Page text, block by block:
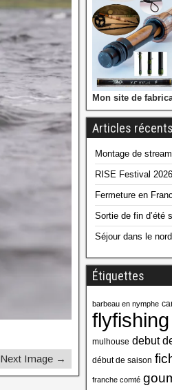
Next Image →
Mon site de
Articles récents
Montage de
RISE Festival
Fermeture en
Sortie de fin d’été
Séjour dans le
Étiquettes
barbeau en nymphe
flyfishing
mulhouse debut
début de saison
franche comté